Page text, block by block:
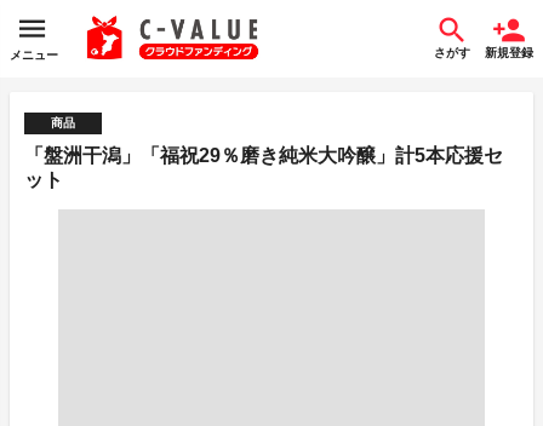
メニュー さがす 新規登録
商品
「盤洲干潟」「福祝29％磨き純米大吟醸」計5本応援セ
ット